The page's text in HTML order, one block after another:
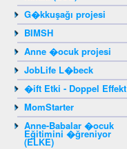
G�kkuşağı projesi
BIMSH
Anne �ocuk projesi
JobLife L�beck
�ift Etki - Doppel Effekt
MomStarter
Anne-Babalar �ocuk
Eğitimini �ğreniyor
(ELKE)